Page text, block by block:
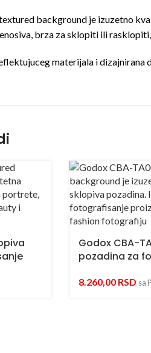
background je izuzetno
brza za sklopiti ili
materijala i dizajnirana
Godox CBA-
pozadina za
8.260,00 RSD sa